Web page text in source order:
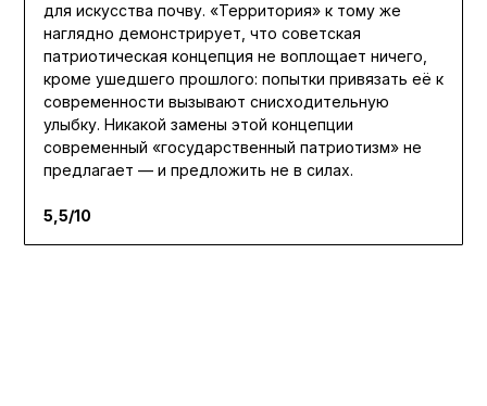
для искусства почву. «Территория» к тому же
наглядно демонстрирует, что советская
патриотическая концепция не воплощает ничего,
кроме ушедшего прошлого: попытки привязать её к
современности вызывают снисходительную
улыбку. Никакой замены этой концепции
современный «государственный патриотизм» не
предлагает — и предложить не в силах.
5,5/10